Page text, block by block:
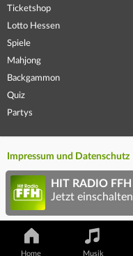
Ticketshop
Lotto Hessen
Spiele
Mahjong
Backgammon
Quiz
Partys
Impressum und Datenschutz
Home Musik
HIT RADIO FFH
Jetzt einschalten